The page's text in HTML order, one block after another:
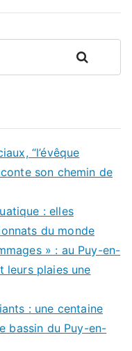
Rechercher
“l’évêque
son chemin de
: elles
du monde
» : au Puy-en-
leurs plaies une
: une centaine
bassin du Puy-en-